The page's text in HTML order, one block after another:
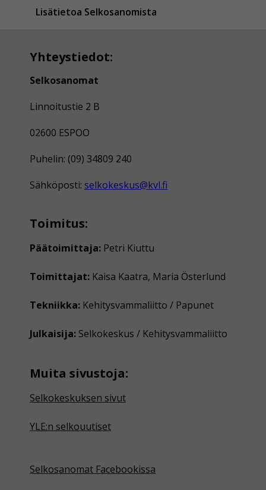
Lisätietoa Selkosanomista
Yhteystiedot:
Selkosanomat
Linnoitustie 2 B
02600 ESPOO
Puhelin: (09) 34809 240
Sähköposti: selkokeskus@kvl.fi
Toimitus:
Päätoimittaja: Petri Kiuttu
Toimittajat: Kaisa Kaatra, Maria Österlund
Tekniikka: Kehitysvammaliitto / Papunet
Julkaisija: Selkokeskus / Kehitysvammaliitto
Muita sivustoja:
Selkokeskuksen sivut
YLE:n selkouutiset
Selkosanomat Facebookissa